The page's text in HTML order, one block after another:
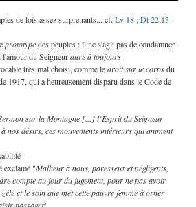
de lois assez surprenants... cf.Lv 18 ;Dt 22,13-
prototypedes peuples : il ne s'agit pas de condamner
l'amour du Seigneurdure à toujours.
très mal choisi, comme ledroit sur le corpsdu
1917, qui a heureusement disparu dans le Code de
sur la Montagne [...] l’Esprit du Seigneur
nos désirs, ces mouvements intérieurs qui animent
exclamé "Malheur à nous, paresseux et négligents,
compte au jour du jugement, pour ne pas avoir
et le soin que met cette pauvre femme à orner